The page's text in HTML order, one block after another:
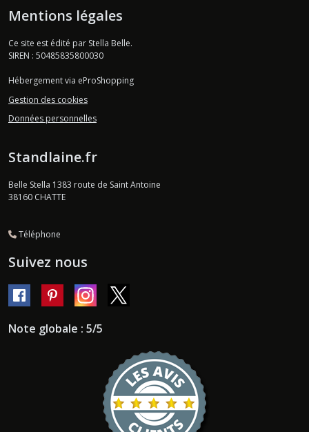
Mentions légales
Ce site est édité par Stella Belle.
SIREN : 50485835800030
Hébergement via eProShopping
Gestion des cookies
Données personnelles
Standlaine.fr
Belle Stella 1383 route de Saint Antoine
38160 CHATTE
Téléphone
Suivez nous
Note globale : 5/5